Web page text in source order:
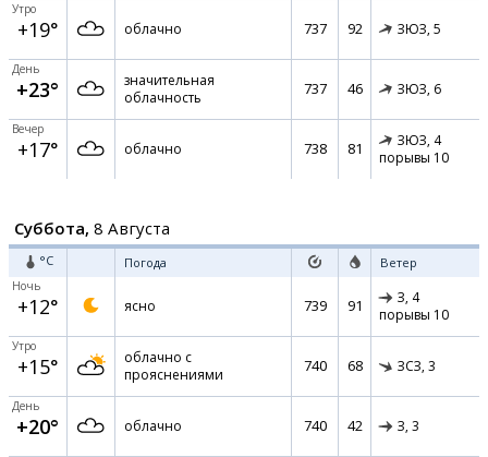
Утро
+19° облачно 737 92 ЗЮЗ, 5
День
+23°
значительная
облачность
737 46 ЗЮЗ, 6
Вечер
+17° облачно 738 81 ЗЮЗ, 4
порывы 10
Суббота, 8 Августа
°C Погода Ветер
Ночь
+12° ясно 739 91 З, 4
порывы 10
Утро
+15°
облачно с
прояснениями
740 68 ЗСЗ, 3
День
+20° облачно 740 42 З, 3